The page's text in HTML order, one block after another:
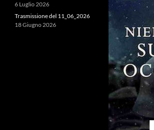
6 Luglio 2026
Trasmissione del 11_06_2026
18 Giugno 2026